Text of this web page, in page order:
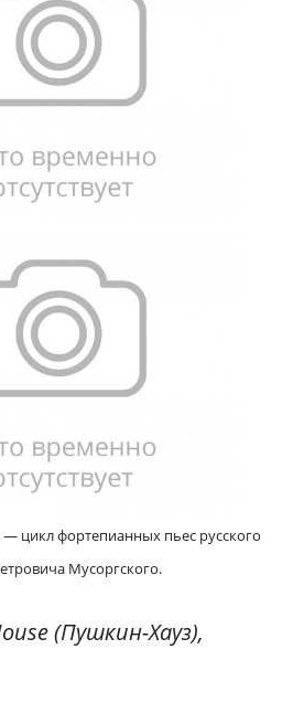
— цикл фортепианных пьес русского
Мусоргского.
(Пушкин-Хауз),